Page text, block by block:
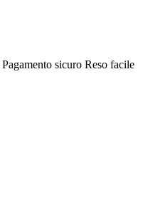
Pagamento sicuro Reso facile